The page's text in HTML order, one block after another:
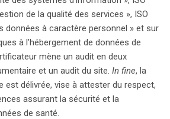
de la qualité des services », ISO
données à caractère personnel » et sur
à l’hébergement de données de
mène un audit en deux
et un audit du site. In fine, la
est délivrée, vise à attester du respect,
assurant la sécurité et la
de santé.